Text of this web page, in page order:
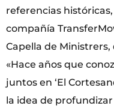
referencias
compañía
Capella de
«Hace años que
juntos en ‘El
la idea de